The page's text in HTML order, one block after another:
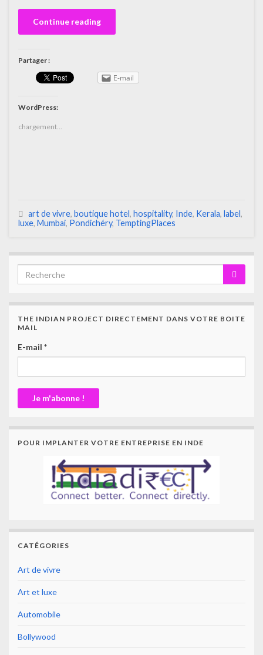
Continue reading
Partager :
E-mail
WordPress:
chargement…
art de vivre, boutique hotel, hospitality, Inde, Kerala, label,
luxe, Mumbai, Pondichéry, TemptingPlaces
THE INDIAN PROJECT DIRECTEMENT DANS VOTRE BOITE
MAIL
E-mail *
POUR IMPLANTER VOTRE ENTREPRISE EN INDE
CATÉGORIES
Art de vivre
Art et luxe
Automobile
Bollywood